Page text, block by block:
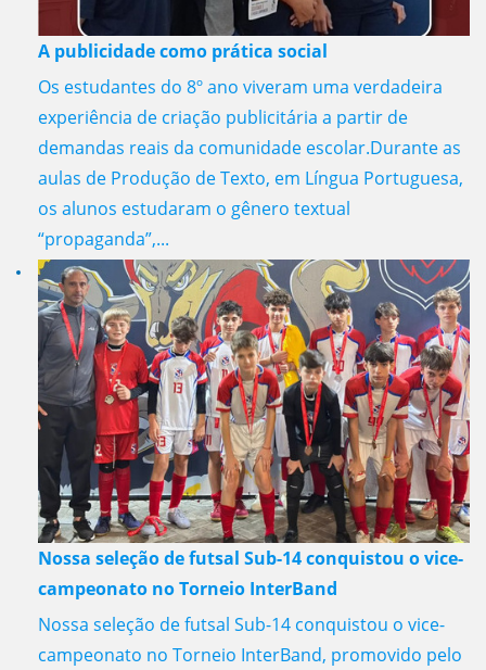
A publicidade como prática social
Os estudantes do 8º ano viveram uma verdadeira
experiência de criação publicitária a partir de
demandas reais da comunidade escolar.Durante as
aulas de Produção de Texto, em Língua Portuguesa,
os alunos estudaram o gênero textual
“propaganda”,...
Nossa seleção de futsal Sub-14 conquistou o vice-
campeonato no Torneio InterBand
Nossa seleção de futsal Sub-14 conquistou o vice-
campeonato no Torneio InterBand, promovido pelo